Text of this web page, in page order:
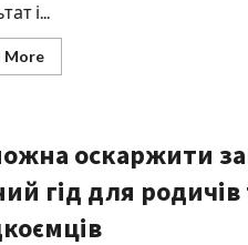
і...
MoreRead
more
чи
дівчинка:
наука,
прикмети
сучасні
оскаржити
гід для родичів